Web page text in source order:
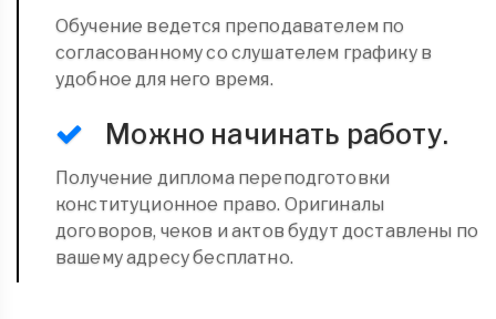
Обучение ведется преподавателем по
согласованному со слушателем графику в
удобное для него время.
Можно начинать работу.
Получение диплома переподготовки
конституционное право. Оригиналы
договоров, чеков и актов будут доставлены по
вашему адресу бесплатно.